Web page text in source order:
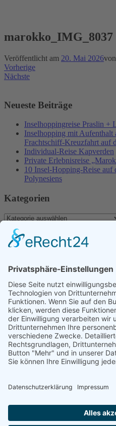
marokko_IMG_8037
Veröffentlicht am 20. Mai 2026von
Vorherige
Nächste
Neueste Beiträge
Inselhoppingreise Praslin +
Inselhopping mit
Frachtschiff-Kreuzfahrt auf
Individual-Reise Kapverden
Private Erlebnisreise
10 Insel-Hopping-Reise auf
Polynesiens
Kategorien
Kategorien
Archiv
Schlagwörter
Antillen Aranui Aranui 5 Bird Island
Guadeloupe Hochzeit Indischer
Inselhüpfen Kapverden Karibik
Kreuzfahrt La Digue La Reunion
Marquesas Martinique Maupiti
Polynesien Praslin Reisen
Wanderung
Facebook